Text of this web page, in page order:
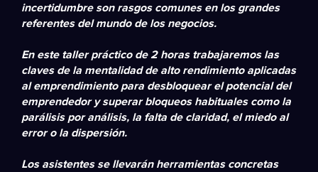
incertidumbre son rasgos comunes en los grandes
referentes del mundo de los negocios.
En este taller práctico de 2 horas trabajaremos las
claves de la mentalidad de alto rendimientoaplicadas
al emprendimiento para desbloquear elpotencial del
emprendedory superar bloqueos habituales como la
parálisis por análisis, la falta de claridad, el miedo al
error o la dispersión.
Los asistentes se llevarán herramientas concretas